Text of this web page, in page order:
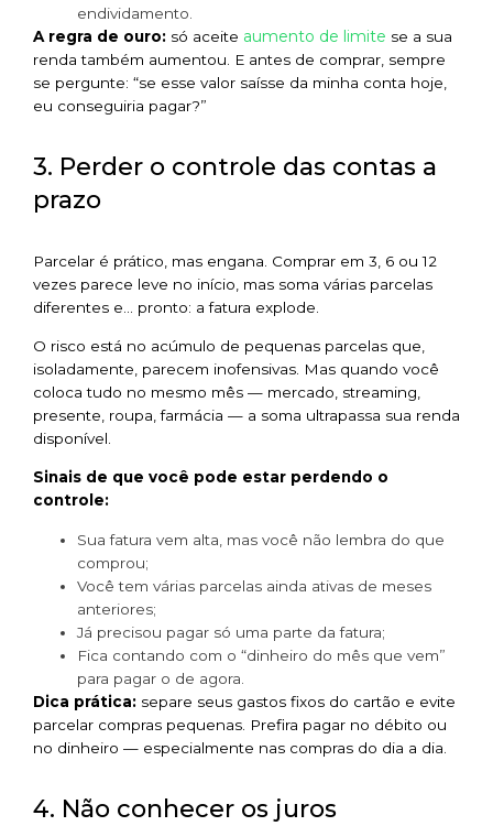
endividamento.
A regra de ouro: só aceite aumento de limite se a sua
renda também aumentou. E antes de comprar, sempre
se pergunte: “se esse valor saísse da minha conta hoje,
eu conseguiria pagar?”
3. Perder o controle das contas a
prazo
Parcelar é prático, mas engana. Comprar em 3, 6 ou 12
vezes parece leve no início, mas soma várias parcelas
diferentes e… pronto: a fatura explode.
O risco está no acúmulo de pequenas parcelas que,
isoladamente, parecem inofensivas. Mas quando você
coloca tudo no mesmo mês — mercado, streaming,
presente, roupa, farmácia — a soma ultrapassa sua renda
disponível.
Sinais de que você pode estar perdendo o
controle:
Sua fatura vem alta, mas você não lembra do que
comprou;
Você tem várias parcelas ainda ativas de meses
anteriores;
Já precisou pagar só uma parte da fatura;
Fica contando com o “dinheiro do mês que vem”
para pagar o de agora.
Dica prática: separe seus gastos fixos do cartão e evite
parcelar compras pequenas. Prefira pagar no débito ou
no dinheiro — especialmente nas compras do dia a dia.
4. Não conhecer os juros